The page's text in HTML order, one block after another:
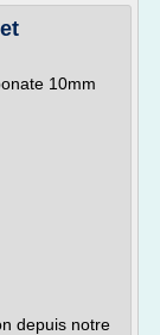
10mm
depuis notre